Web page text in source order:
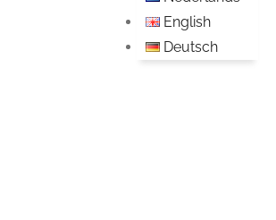
English
Deutsch